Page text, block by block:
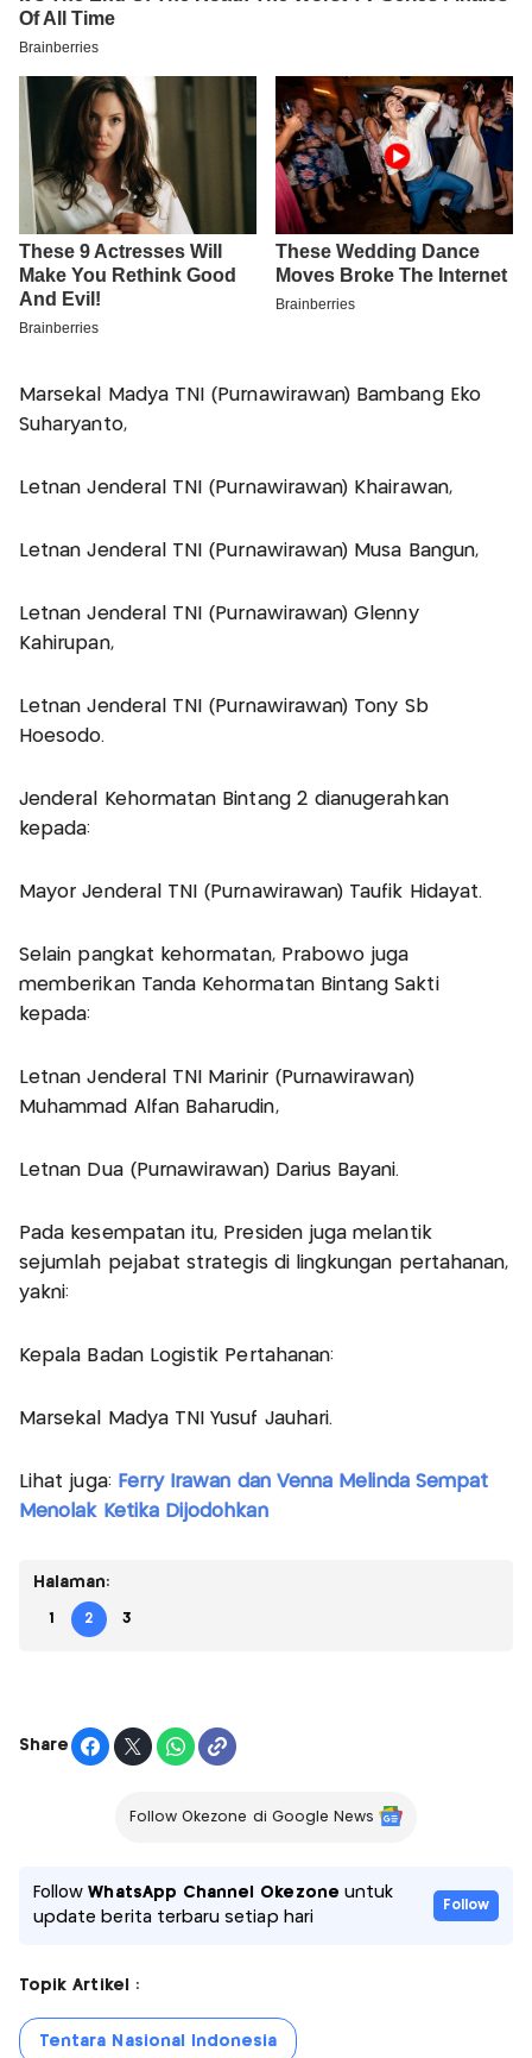
Marsekal Madya TNI (Purnawirawan) Bambang Eko
Suharyanto,
Letnan Jenderal TNI (Purnawirawan) Khairawan,
Letnan Jenderal TNI (Purnawirawan) Musa Bangun,
Letnan Jenderal TNI (Purnawirawan) Glenny
Kahirupan,
Letnan Jenderal TNI (Purnawirawan) Tony Sb
Hoesodo.
Jenderal Kehormatan Bintang 2 dianugerahkan
kepada:
Mayor Jenderal TNI (Purnawirawan) Taufik Hidayat.
Selain pangkat kehormatan, Prabowo juga
memberikan Tanda Kehormatan Bintang Sakti
kepada:
Letnan Jenderal TNI Marinir (Purnawirawan)
Muhammad Alfan Baharudin,
Letnan Dua (Purnawirawan) Darius Bayani.
Pada kesempatan itu, Presiden juga melantik
sejumlah pejabat strategis di lingkungan pertahanan,
yakni:
Kepala Badan Logistik Pertahanan:
Marsekal Madya TNI Yusuf Jauhari.
Lihat juga: Ferry Irawan dan Venna Melinda Sempat
Menolak Ketika Dijodohkan
Halaman:
1 2 3
Share
Follow Okezone di Google News
FollowWhatsApp Channel Okezone untuk
update berita terbaru setiap hari
Follow
Topik Artikel :
Tentara Nasional Indonesia